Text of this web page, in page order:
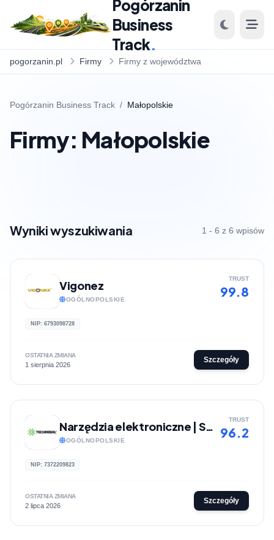
Pogórzanin
Business
Track.
pogorzanin.pl Firmy Firmy z województwa
Pogórzanin Business Track / Małopolskie
Firmy: Małopolskie
Wyniki wyszukiwania 1 - 6 z 6 wpisów
Vigonez
OGÓLNOPOLSKIE
TRUST
99.8
NIP: 6793098728
OSTATNIA ZMIANA
1 sierpnia 2026
Szczegóły
Narzędzia elektroniczne | Sklep internetowy Techrebal
OGÓLNOPOLSKIE
TRUST
96.2
NIP: 7372209823
OSTATNIA ZMIANA
2 lipca 2026
Szczegóły